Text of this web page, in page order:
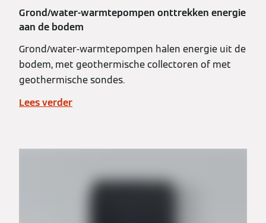
Grond/water-warmtepompen onttrekken energie
aan de bodem
Grond/water-warmtepompen halen energie uit de
bodem, met geothermische collectoren of met
geothermische sondes.
Lees verder